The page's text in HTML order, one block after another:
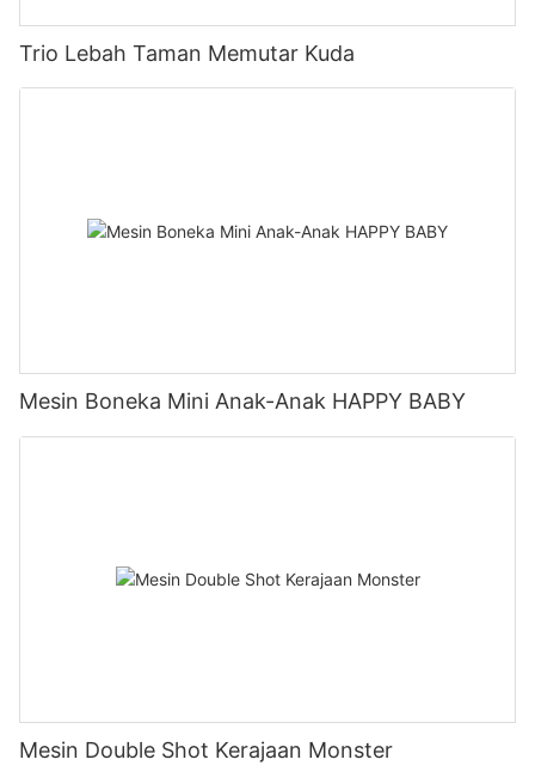
Trio Lebah Taman Memutar Kuda
Mesin Boneka Mini Anak-Anak HAPPY BABY
Mesin Double Shot Kerajaan Monster